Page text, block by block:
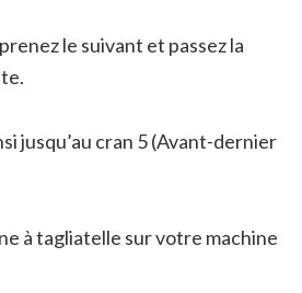
le suivant et passez la
jusqu’au cran 5 (Avant-dernier
à tagliatelle sur votre machine